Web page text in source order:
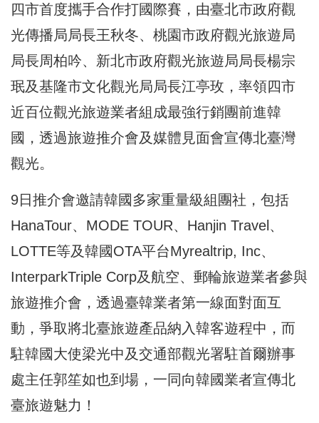
四市首度攜手合作打國際賽，由臺北市政府觀
光傳播局局長王秋冬、桃園市政府觀光旅遊局
局長周柏吟、新北市政府觀光旅遊局局長楊宗
珉及基隆市文化觀光局局長江亭玫，率領四市
近百位觀光旅遊業者組成最強行銷團前進韓
國，透過旅遊推介會及媒體見面會宣傳北臺灣
觀光。
9日推介會邀請韓國多家重量級組團社，包括
HanaTour、MODE TOUR、Hanjin Travel、
LOTTE等及韓國OTA平台Myrealtrip, Inc、
InterparkTriple Corp及航空、郵輪旅遊業者參與
旅遊推介會，透過臺韓業者第一線面對面互
動，爭取將北臺旅遊產品納入韓客遊程中，而
駐韓國大使梁光中及交通部觀光署駐首爾辦事
處主任郭笙如也到場，一同向韓國業者宣傳北
臺旅遊魅力！